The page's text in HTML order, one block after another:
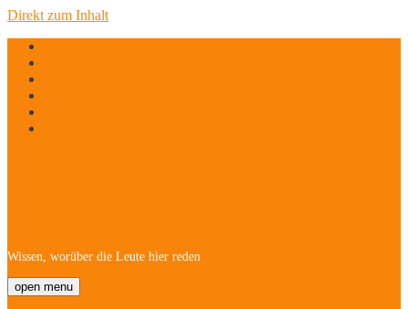
Direkt zum Inhalt
Wissen, worüber die Leute hier reden
open menu